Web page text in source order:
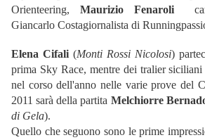
Orienteering, Maurizio Fenaroli
Giancarlo Costagiornalista di
Elena Cifali (Monti Rossi Nicolosi)
prima Sky Race, mentre dei tralier
nel corso dell'anno nelle varie prove del
2011 sarà della partita Melchiorre
di Gela).
Quello che seguono sono le prime